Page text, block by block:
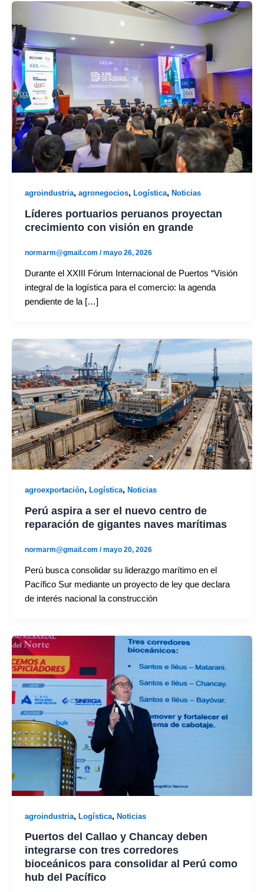
agroindustria, agronegocios, Logística, Noticias
Líderes portuarios peruanos proyectan
crecimiento con visión en grande
normarm@gmail.com /mayo 26, 2026
Durante el XXIII Fórum Internacional de Puertos “Visión
integral de la logística para el comercio: la agenda
pendiente de la […]
agroexportación, Logística, Noticias
Perú aspira a ser el nuevo centro de
reparación de gigantes naves marítimas
normarm@gmail.com /mayo 20, 2026
Perú busca consolidar su liderazgo marítimo en el
Pacífico Sur mediante un proyecto de ley que declara
de interés nacional la construcción
agroindustria, Logística, Noticias
Puertos del Callao y Chancay deben
integrarse con tres corredores
bioceánicos para consolidar al Perú como
hub del Pacífico